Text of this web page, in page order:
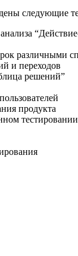
следующие
различными
и переходов
решений”
продукта
тестировании